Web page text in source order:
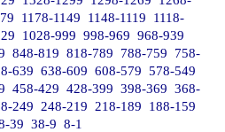
1178-1149 1148-1119
1118-
1028-999 998-969 968-939
848-819 818-789 788-759
758-
639 638-609 608-579 578-549
458-429 428-399 398-369 368-
249 248-219 218-189
188-159
39 38-9 8-1